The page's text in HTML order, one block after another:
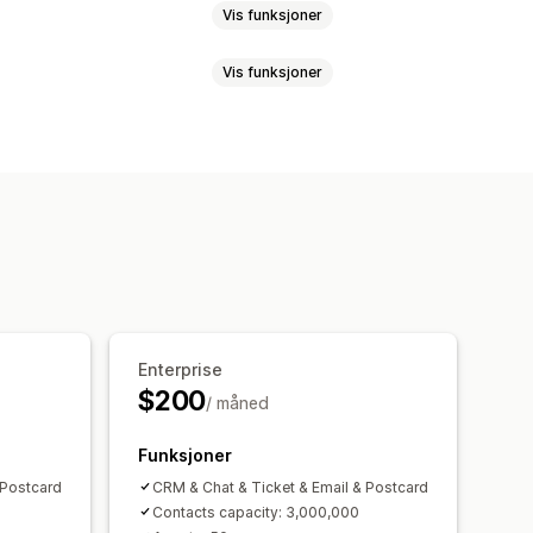
Vis funksjoner
Vis funksjoner
Enterprise
$200/ måned
Funksjoner
CRM & Chat & Ticket & Email & Postcard
Contacts capacity: 3,000,000